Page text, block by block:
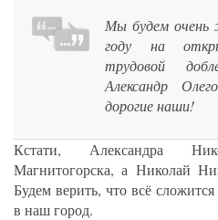
Мы будем очень
году на
трудовой
Александр
дорогие наши!
Кстати, Александра
Магнитогорска, а Николай
Будем верить, что всё
в наш город.